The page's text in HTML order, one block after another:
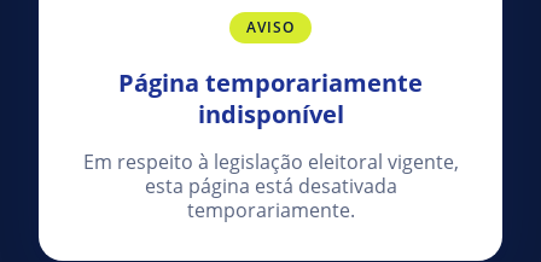
AVISO
Página temporariamente
indisponível
Em respeito à legislação eleitoral vigente,
esta página está desativada
temporariamente.